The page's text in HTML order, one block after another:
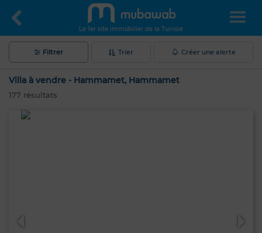
Le 1er site immobilier de la Tunisie
Filtrer Trier Créer une alerte
Villa à vendre - Hammamet, Hammamet
177 résultats